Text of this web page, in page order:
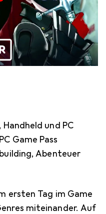
Handheld und PC
Game Pass
Abenteuer
ersten Tag im Game
miteinander. Auf